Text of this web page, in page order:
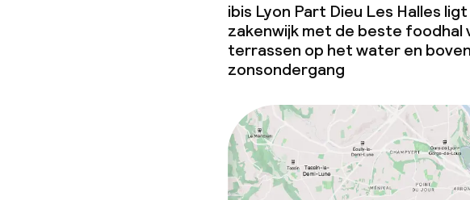
ibis Lyon Part Dieu Les Halles
zakenwijk met de beste foodhal
terrassen op het water en
zonsondergang